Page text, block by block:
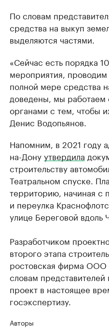
По словам
средства на выкуп
выделяются частями.
«Сейчас есть порядка
мероприятия,
полной мере средства
доведены, мы работаем
органами с тем, чтобы
Денис Водопьянов.
Напомним, в 2021 году
на-Донуутвердила
строительству
Театральном спуске.
территорию, начиная с
и переулка
улице Береговой вдоль
Разработчиком
второго этапа
ростовская фирма ООО
словам представителей
проект в настоящее
госэкспертизу.
Авторы